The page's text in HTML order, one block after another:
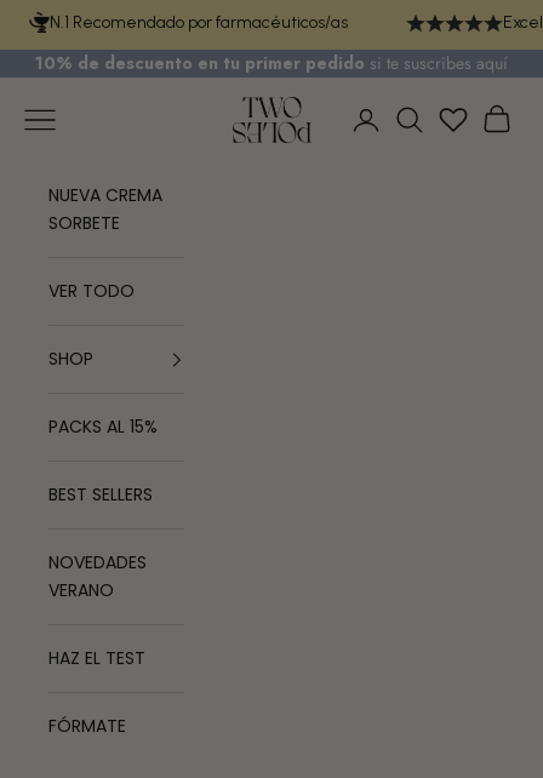
Ir al contenidoN.1 Recomendado por farmacéuticos/as
10% de descuento en tu primer pedido si te suscribes aquí
TWO POLES COSMETICS
Menú
Iniciar sesión
Buscar
NUEVA CREMA
SORBETE
VER TODO
SHOP
PACKS AL 15%
BEST SELLERS
NOVEDADES
VERANO
HAZ EL TEST
FÓRMATE